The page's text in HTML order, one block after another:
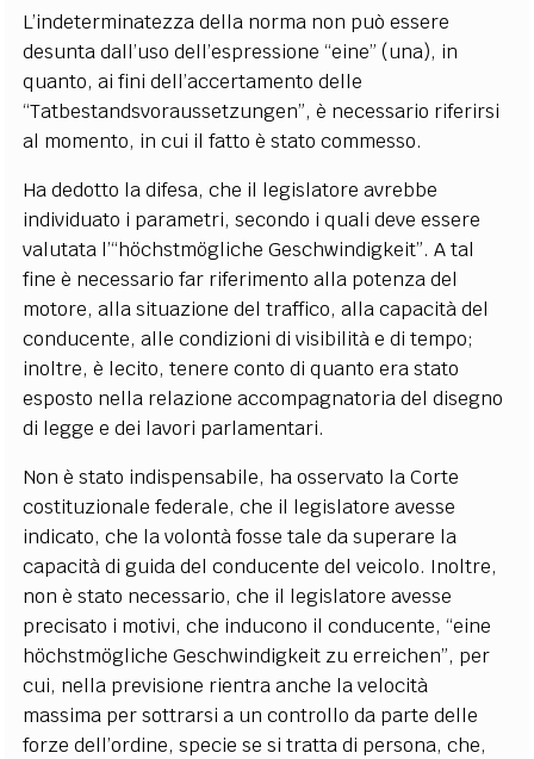
L’indeterminatezza della norma non può essere
desunta dall’uso dell’espressione “eine” (una), in
quanto, ai fini dell’accertamento delle
“Tatbestandsvoraussetzungen”, è necessario riferirsi
al momento, in cui il fatto è stato commesso.
Ha dedotto la difesa, che il legislatore avrebbe
individuato i parametri, secondo i quali deve essere
valutata l’“höchstmögliche Geschwindigkeit”. A tal
fine è necessario far riferimento alla potenza del
motore, alla situazione del traffico, alla capacità del
conducente, alle condizioni di visibilità e di tempo;
inoltre, è lecito, tenere conto di quanto era stato
esposto nella relazione accompagnatoria del disegno
di legge e dei lavori parlamentari.
Non è stato indispensabile, ha osservato la Corte
costituzionale federale, che il legislatore avesse
indicato, che la volontà fosse tale da superare la
capacità di guida del conducente del veicolo. Inoltre,
non è stato necessario, che il legislatore avesse
precisato i motivi, che inducono il conducente, “eine
höchstmögliche Geschwindigkeit zu erreichen”, per
cui, nella previsione rientra anche la velocità
massima per sottrarsi a un controllo da parte delle
forze dell’ordine, specie se si tratta di persona, che,